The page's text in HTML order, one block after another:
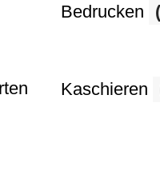
Bedrucken
Kaschieren